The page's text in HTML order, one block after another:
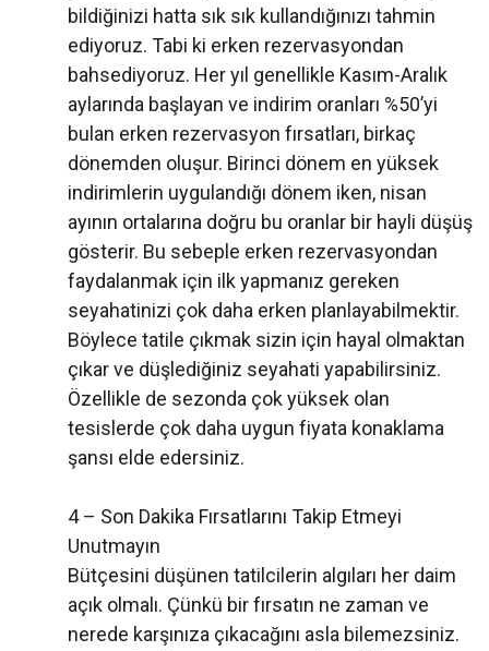
bildiğinizi hatta sık sık kullandığınızı tahmin
ediyoruz. Tabi ki erken rezervasyondan
bahsediyoruz. Her yıl genellikle Kasım-Aralık
aylarında başlayan ve indirim oranları %50’yi
bulan erken rezervasyon fırsatları, birkaç
dönemden oluşur. Birinci dönem en yüksek
indirimlerin uygulandığı dönem iken, nisan
ayının ortalarına doğru bu oranlar bir hayli düşüş
gösterir. Bu sebeple erken rezervasyondan
faydalanmak için ilk yapmanız gereken
seyahatinizi çok daha erken planlayabilmektir.
Böylece tatile çıkmak sizin için hayal olmaktan
çıkar ve düşlediğiniz seyahati yapabilirsiniz.
Özellikle de sezonda çok yüksek olan
tesislerde çok daha uygun fiyata konaklama
şansı elde edersiniz.
4 – Son Dakika Fırsatlarını Takip Etmeyi
Unutmayın
Bütçesini düşünen tatilcilerin algıları her daim
açık olmalı. Çünkü bir fırsatın ne zaman ve
nerede karşınıza çıkacağını asla bilemezsiniz.